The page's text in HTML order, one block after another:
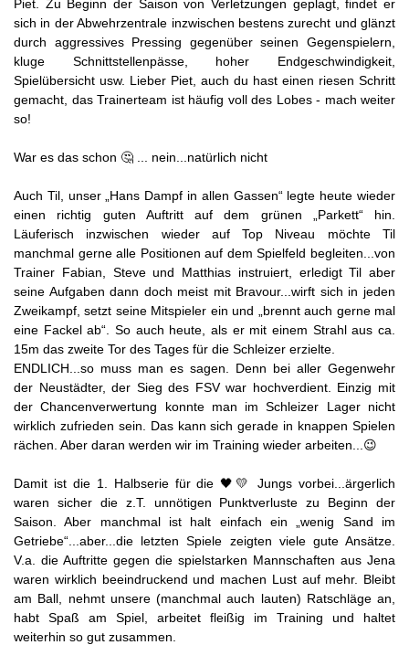
Piet. Zu Beginn der Saison von Verletzungen geplagt, findet er
sich in der Abwehrzentrale inzwischen bestens zurecht und glänzt
durch aggressives Pressing gegenüber seinen Gegenspielern,
kluge Schnittstellenpässe, hoher Endgeschwindigkeit,
Spielübersicht usw. Lieber Piet, auch du hast einen riesen Schritt
gemacht, das Trainerteam ist häufig voll des Lobes - mach weiter
so!
War es das schon 🤔 ... nein...natürlich nicht
Auch Til, unser „Hans Dampf in allen Gassen“ legte heute wieder
einen richtig guten Auftritt auf dem grünen „Parkett“ hin.
Läuferisch inzwischen wieder auf Top Niveau möchte Til
manchmal gerne alle Positionen auf dem Spielfeld begleiten...von
Trainer Fabian, Steve und Matthias instruiert, erledigt Til aber
seine Aufgaben dann doch meist mit Bravour...wirft sich in jeden
Zweikampf, setzt seine Mitspieler ein und „brennt auch gerne mal
eine Fackel ab“. So auch heute, als er mit einem Strahl aus ca.
15m das zweite Tor des Tages für die Schleizer erzielte.
ENDLICH...so muss man es sagen. Denn bei aller Gegenwehr
der Neustädter, der Sieg des FSV war hochverdient. Einzig mit
der Chancenverwertung konnte man im Schleizer Lager nicht
wirklich zufrieden sein. Das kann sich gerade in knappen Spielen
rächen. Aber daran werden wir im Training wieder arbeiten...😉
Damit ist die 1. Halbserie für die 🖤💛 Jungs vorbei...ärgerlich
waren sicher die z.T. unnötigen Punktverluste zu Beginn der
Saison. Aber manchmal ist halt einfach ein „wenig Sand im
Getriebe“...aber...die letzten Spiele zeigten viele gute Ansätze.
V.a. die Auftritte gegen die spielstarken Mannschaften aus Jena
waren wirklich beeindruckend und machen Lust auf mehr. Bleibt
am Ball, nehmt unsere (manchmal auch lauten) Ratschläge an,
habt Spaß am Spiel, arbeitet fleißig im Training und haltet
weiterhin so gut zusammen.